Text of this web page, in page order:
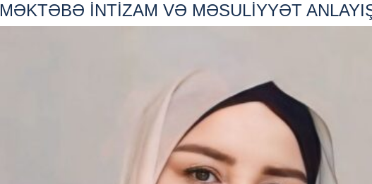
MƏKTƏBƏ İNTİZAM VƏ MƏSULİYYƏT